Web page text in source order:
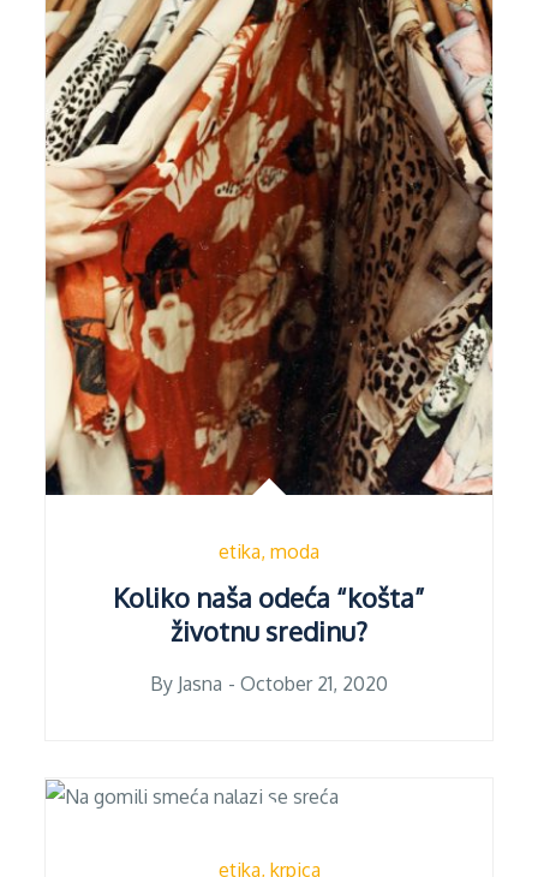
etika moda
Koliko naša odeća “košta”
životnu sredinu?
By Jasna
Posted
October 21, 2020
etika krpica